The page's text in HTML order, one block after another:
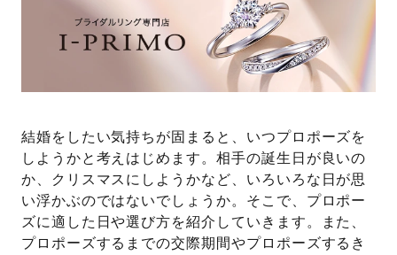
結婚をしたい気持ちが固まると、いつプロポーズを
しようかと考えはじめます。相手の誕生日が良いの
か、クリスマスにしようかなど、いろいろな日が思
い浮かぶのではないでしょうか。そこで、プロポー
ズに適した日や選び方を紹介していきます。また、
プロポーズするまでの交際期間やプロポーズするき